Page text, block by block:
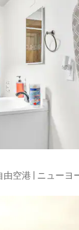
由空港 | ニューヨ